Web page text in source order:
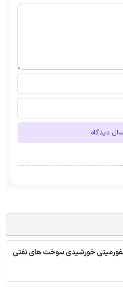
دیدگاه
خورشیدی سوخت های نفتی